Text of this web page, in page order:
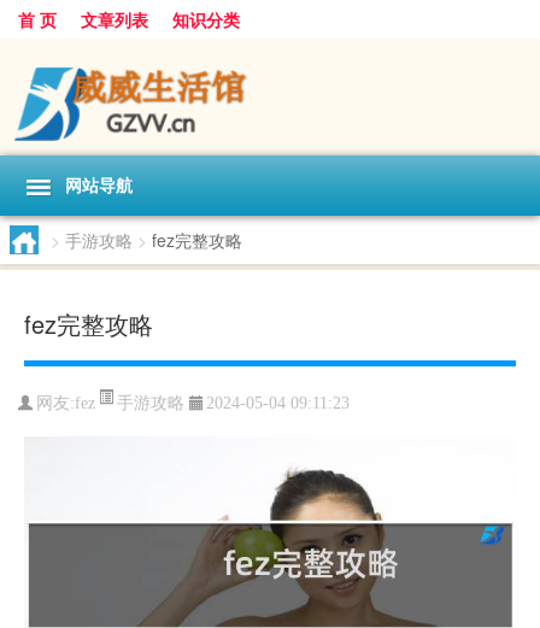
首 页 文章列表 知识分类
网站导航
> 手游攻略 > fez完整攻略
fez完整攻略
网友:fez 手游攻略 2024-05-04 09:11:23